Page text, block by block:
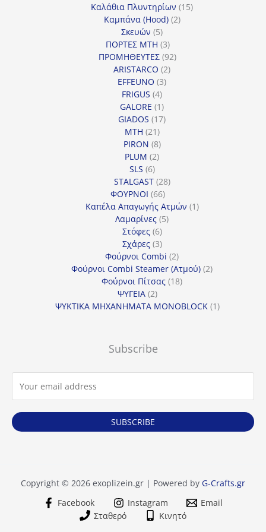
Καλάθια Πλυντηρίων 1515
Καμπάνα (Hood) 22
Σκευών 55
προϊόντα
ΠΟΡΤΕΣ MTH 33
προϊόντα
ΠΡΟΜΗΘΕΥΤΕΣ 9292
ARISTARCO 22
EFFEUNO 33
FRIGUS 44
προϊόντα
GALORE 11
προϊόν
GIADOS 1717
MTH 2121
προϊόντα
PIRON 88
προϊόντα
PLUM 22
SLS 66
προϊόντα
STALGAST 2828
ΦΟΥΡΝΟΙ 6666
προϊόντα
Καπέλα Απαγωγής Ατμών 11
Λαμαρίνες 55
Στόφες 66
προϊόντα
Σχάρες 33
προϊόντα
Φούρνοι Combi 22
προϊόντα
Φούρνοι Combi Steamer (Ατμού) 22
Φούρνοι Πίτσας 1818
ΨΥΓΕΙΑ 22
προϊόντα
ΨΥΚΤΙΚΑ ΜΗΧΑΝΗΜΑΤΑ MONOBLOCK 11
Subscribe
SUBSCRIBE
Copyright © 2026 exoplizein.gr | Powered by G-Crafts.gr
Facebook
Instagram
Email
Σταθερό
Κινητό